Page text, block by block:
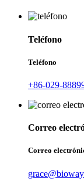
Teléfono
Teléfono
+86-029-
Correo
Correo